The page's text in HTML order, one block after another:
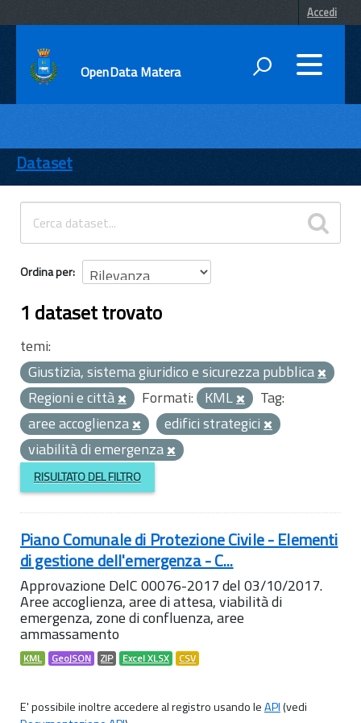
Accedi
OpenData Matera
ENTI
TEMI
INFORMAZIONI
Dataset
Ordina per
1 dataset trovato
temi:
Giustizia, sistema giuridico e sicurezza pubblica
Regioni e città
Formati: KML
Tag:
aree accoglienza
edifici strategici
viabilità di emergenza
RISULTATO DEL FILTRO
Piano Comunale di Protezione Civile - Elementi
di gestione dell'emergenza - C...
Approvazione DelC 00076-2017 del 03/10/2017.
Aree accoglienza, aree di attesa, viabilità di
emergenza, zone di confluenza, aree
ammassamento
KML GeoJSON ZIP Excel XLSX CSV
E' possibile inoltre accedere al registro usando leAPI(vedi